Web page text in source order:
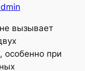
вызывает
особенно при